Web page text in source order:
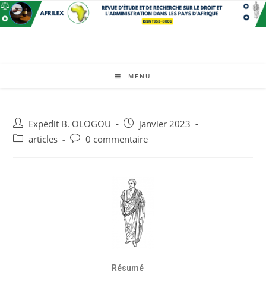
MENU
Expédit B. OLOGOU
janvier 2023
articles
0 commentaire
Résumé